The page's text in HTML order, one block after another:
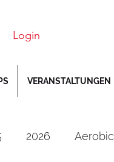
Login
VERANSTALTUNGEN
2026 Aerobic